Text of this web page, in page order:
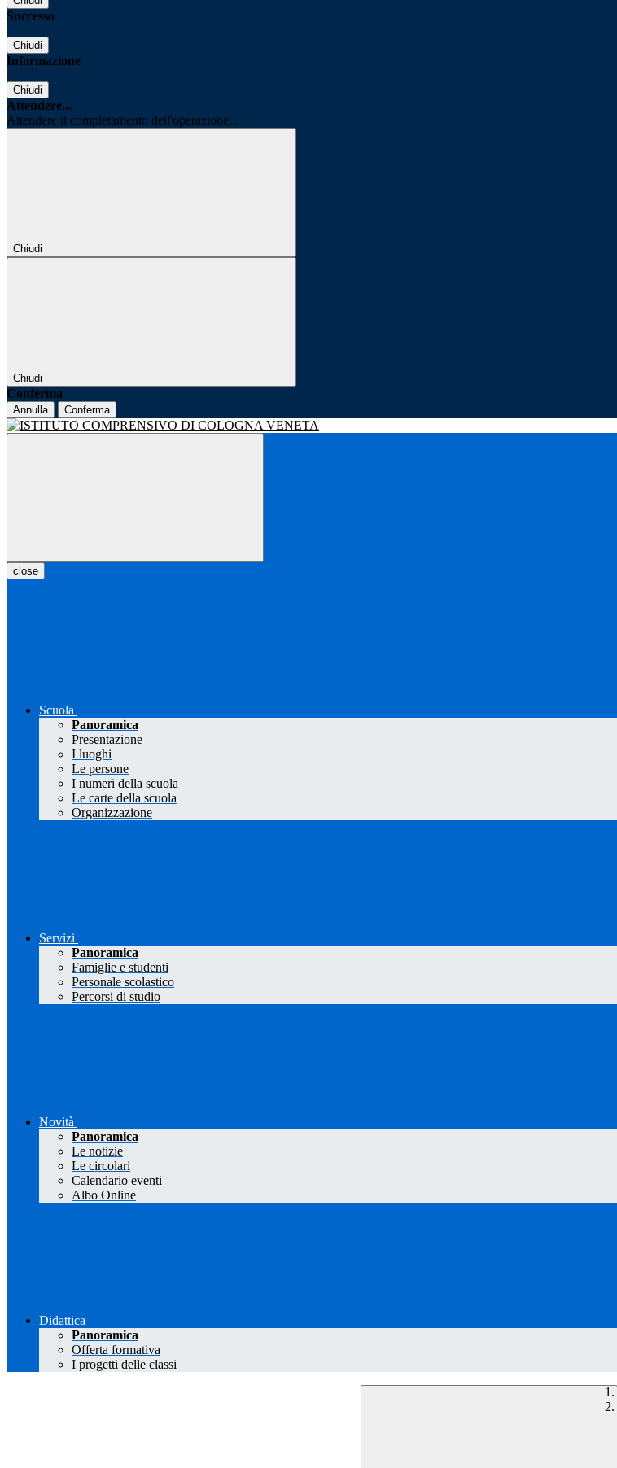
Successo
Chiudi
Informazione
Chiudi
Attendere...
Attendere il completamento dell'operazione...
Chiudi
Chiudi
Conferma
Annulla Conferma
close
Scuola
Panoramica
Presentazione
I luoghi
Le persone
I numeri della scuola
Le carte della scuola
Organizzazione
Servizi
Panoramica
Famiglie e studenti
Personale scolastico
Percorsi di studio
Novità
Panoramica
Le notizie
Le circolari
Calendario eventi
Albo Online
Didattica
Panoramica
Offerta formativa
I progetti delle classi